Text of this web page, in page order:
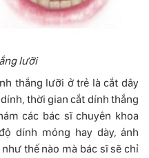
lưỡi
thắng lưỡi ở trẻ là cắt dây
thời gian cắt dính thắng
các bác sĩ chuyên khoa
dính mỏng hay dày, ảnh
thế nào mà bác sĩ sẽ chỉ